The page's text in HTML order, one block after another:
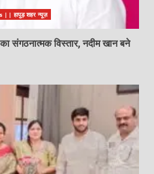
हापुड़ शहर न्यूज़
संगठनात्मक विस्तार, नदीम खान बने